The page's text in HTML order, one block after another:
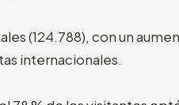
(124.788), con un
internacionales.